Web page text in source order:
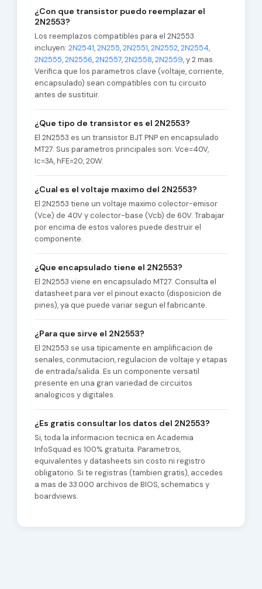
¿Con que transistor puedo reemplazar el
2N2553?
Los reemplazos compatibles para el 2N2553
incluyen: 2N2541,2N255,2N2551,2N2552,2N2554,
2N2555,2N2556,2N2557,2N2558,2N2559, y 2 mas.
Verifica que los parametros clave (voltaje, corriente,
encapsulado) sean compatibles con tu circuito
antes de sustituir.
¿Que tipo de transistor es el 2N2553?
El 2N2553 es un transistor BJT PNP en encapsulado
MT27. Sus parametros principales son: Vce=40V,
Ic=3A, hFE=20, 20W.
¿Cual es el voltaje maximo del 2N2553?
El 2N2553 tiene un voltaje maximo colector-emisor
(Vce) de 40V y colector-base (Vcb) de 60V. Trabajar
por encima de estos valores puede destruir el
componente.
¿Que encapsulado tiene el 2N2553?
El 2N2553 viene en encapsulado MT27. Consulta el
datasheet para ver el pinout exacto (disposicion de
pines), ya que puede variar segun el fabricante.
¿Para que sirve el 2N2553?
El 2N2553 se usa tipicamente en amplificacion de
senales, conmutacion, regulacion de voltaje y etapas
de entrada/salida. Es un componente versatil
presente en una gran variedad de circuitos
analogicos y digitales.
¿Es gratis consultar los datos del 2N2553?
Si, toda la informacion tecnica en Academia
InfoSquad es 100% gratuita. Parametros,
equivalentes y datasheets sin costo ni registro
obligatorio. Si te registras (tambien gratis), accedes
a mas de 33.000 archivos de BIOS, schematics y
boardviews.